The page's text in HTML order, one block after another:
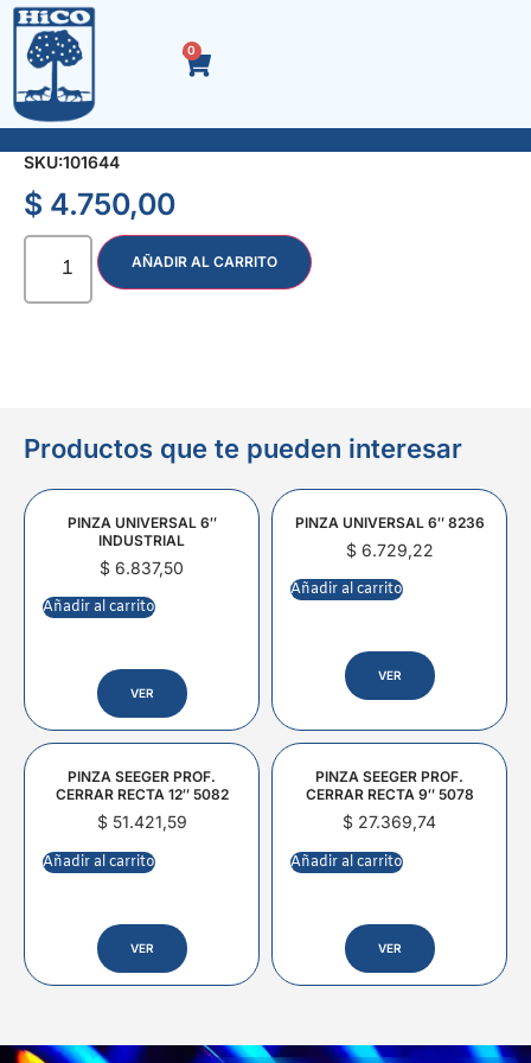
0
LLAVE AJUSTABLE 6″ FOSFATIZADA
SKU:101644
$ 4.750,00
AÑADIR AL CARRITO
Productos que te pueden interesar
PINZA UNIVERSAL 6″
INDUSTRIAL
$ 6.837,50
Añadir al carrito
VER
PINZA UNIVERSAL 6″ 8236
$6.729,22
Añadir al carrito
VER
PINZA SEEGER PROF.
CERRAR RECTA 12″ 5082
$51.421,59
Añadir al carrito
VER
PINZA SEEGER PROF.
CERRAR RECTA 9″ 5078
$ 27.369,74
Añadir al carrito
VER